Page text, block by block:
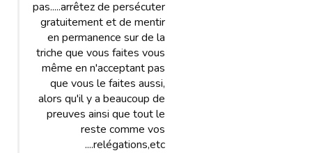
pas.....arrêtez de persécuter
gratuitement et de mentir
en permanence sur de la
triche que vous faites vous
même en n'acceptant pas
que vous le faites aussi,
alors qu'il y a beaucoup de
preuves ainsi que tout le
reste comme vos
relégations,etc....